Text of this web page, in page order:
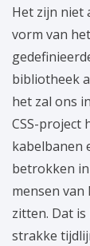
Het zijn niet
vorm van
bibliotheek
het zal ons
CSS-project
kabelbanen
betrokken
mensen
zitten. Dat
strakke